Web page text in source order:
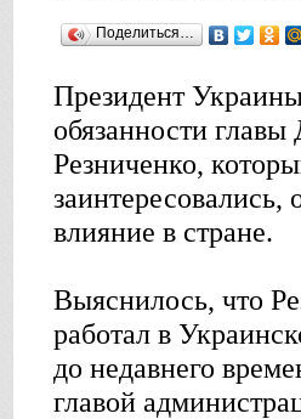
Поделиться…
Президент
обязанности
Резниченко,
заинтересовались,
влияние в стране.
Выяснилось, что
работал в
до недавнего
главой